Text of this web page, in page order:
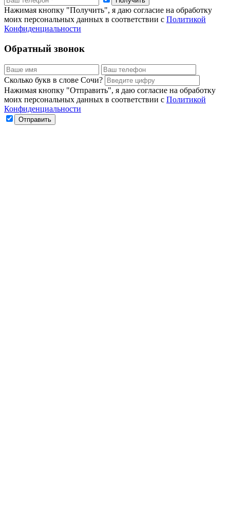
Нажимая кнопку "Получить", я даю согласие на обработку
моих персональных данных в соответствии с Политикой
Конфиденциальности
Обратный звонок
Сколько букв в слове Сочи?
Нажимая кнопку "Отправить", я даю согласие на обработку
моих персональных данных в соответствии с Политикой
Конфиденциальности